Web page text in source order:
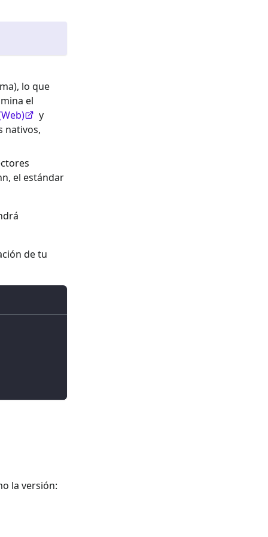
lo que
el
y
nativos,
el estándar
de tu
la versión: